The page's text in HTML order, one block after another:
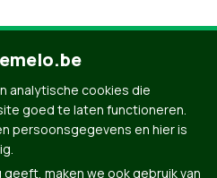
analytische cookies die
goed te laten functioneren.
persoonsgegevens en hier is
maken we ook gebruik van